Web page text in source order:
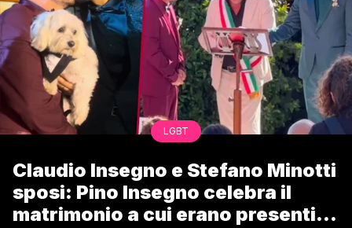
LGBT
Claudio Insegno e Stefano Minotti
sposi: Pino Insegno celebra il
matrimonio a cui erano presenti